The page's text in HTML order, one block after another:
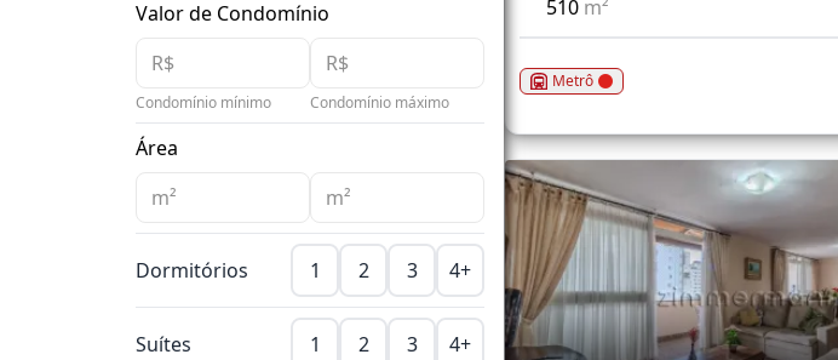
Valor de Condomínio
Condomínio mínimo Condomínio máximo
Área
Dormitórios 1 2 3 4+
Suítes 1 2 3 4+
510 m²
Metrô